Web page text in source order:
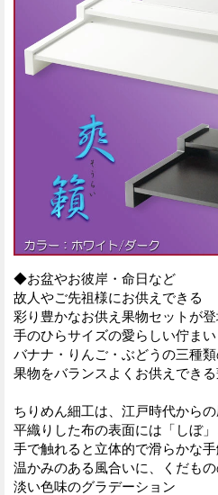
◆お盆やお彼岸・命日など
故人やご先祖様にお供えできる
彩り豊かなお供え果物セットが
手のひらサイズの愛らしい佇まい
バナナ・りんご・ぶどうの三種
果物をバランスよくお供えでき
ちりめん細工は、江戸時代から
平織りした布の表面には「しぼ
手で触れると立体的で滑らかな
温かみのある風合いに、くだも
淡い色味のグラデーション